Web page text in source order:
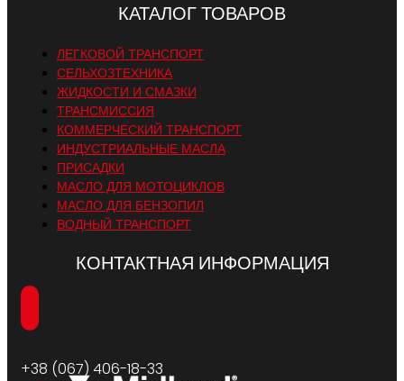
КАТАЛОГ ТОВАРОВ
ЛЕГКОВОЙ ТРАНСПОРТ
СЕЛЬХОЗТЕХНИКА
ЖИДКОСТИ И СМАЗКИ
ТРАНСМИССИЯ
КОММЕРЧЕСКИЙ ТРАНСПОРТ
ИНДУСТРИАЛЬНЫЕ МАСЛА
ПРИСАДКИ
МАСЛО ДЛЯ МОТОЦИКЛОВ
МАСЛО ДЛЯ БЕНЗОПИЛ
ВОДНЫЙ ТРАНСПОРТ
КОНТАКТНАЯ ИНФОРМАЦИЯ
+38 (067) 406-18-33